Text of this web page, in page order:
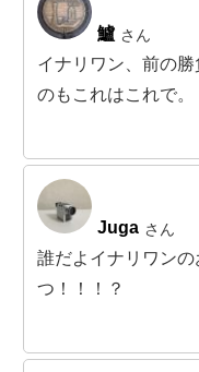
鱸 さん
イナリワン、前の
のもこれはこれで。
Juga さん
誰だよイナリワン
つ！！！？